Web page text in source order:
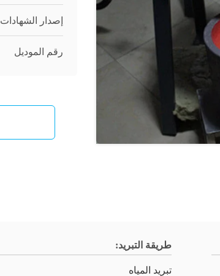
إصدار الشهادات
رقم الموديل
طريقة التبريد:
تبريد المياه